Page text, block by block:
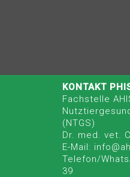
KONTAKT
Fachstelle
(NTGS)
Dr. med. vet.
E-Mail:
Telefon/
39